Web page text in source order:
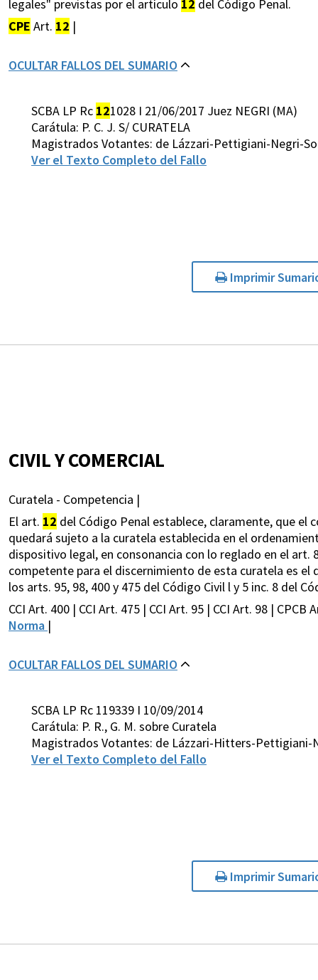
legales" previstas por el artículo 12 del Código Penal.
CPE Art. 12 |
OCULTAR FALLOS DEL SUMARIO
SCBA LP Rc 121028 I 21/06/2017 Juez NEGRI (MA)
Carátula: P. C. J. S/ CURATELA
Magistrados Votantes: de Lázzari-Pettigiani-Negri-
Ver el Texto Completo del Fallo
Imprimir
CIVIL Y COMERCIAL
Curatela - Competencia |
El art. 12 del Código Penal establece, claramente, que el
quedará sujeto a la curatela establecida en el
dispositivo legal, en consonancia con lo reglado en el art.
competente para el discernimiento de esta curatela es el
los arts. 95, 98, 400 y 475 del Código Civil l y 5 inc. 8 del
CCI Art. 400 | CCI Art. 475 | CCI Art. 95 | CCI Art. 98 | CPCB
Norma |
OCULTAR FALLOS DEL SUMARIO
SCBA LP Rc 119339 I 10/09/2014
Carátula: P. R., G. M. sobre Curatela
Magistrados Votantes: de Lázzari-Hitters-Pettigiani-
Ver el Texto Completo del Fallo
Imprimir